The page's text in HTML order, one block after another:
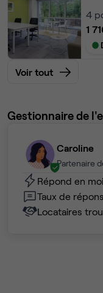
4
1
Voir tout
Gestionnaire de
Caroline
Partenaire
Répond en
Taux de
Locataires